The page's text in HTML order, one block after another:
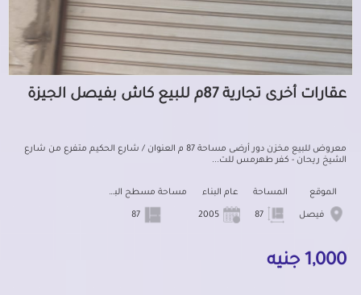
عقارات أخرى تجارية 87م للبيع كاش بفيصل الجيزة
معروض للبيع مخزن دور أرضى مساحة 87 م العنوان / شارع الحكيم متفرع من شارع
الشيخ ريحان - كفر طهرمس للت...
الموقع
فيصل
المساحة عام البناء مساحة مسطح البناء
87
1,000 جنيه